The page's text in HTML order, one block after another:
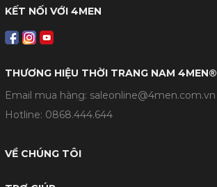
KẾT NỐI VỚI 4MEN
THƯƠNG HIỆU THỜI TRANG NAM 4MEN®
Email mua hàng: saleonline@4men.com.vn
Hotline: 0868.444.644
VỀ CHÚNG TÔI